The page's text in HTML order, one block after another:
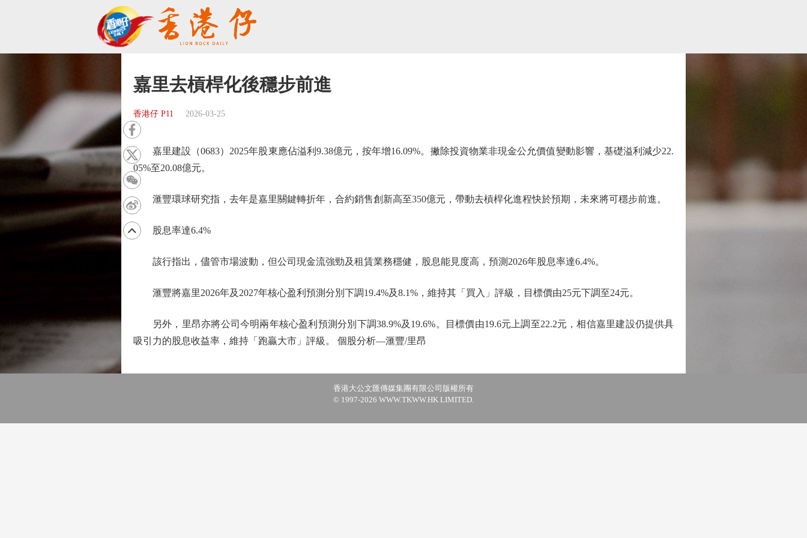
嘉里去槓桿化後穩步前進
香港仔 P11 2026-03-25
嘉里建設（0683）2025年股東應佔溢利9.38億元，按年增16.09%。撇除投資物業非現金公允價值變動影響，基礎溢利減少22.
05%至20.08億元。
滙豐環球研究指，去年是嘉里關鍵轉折年，合約銷售創新高至350億元，帶動去槓桿化進程快於預期，未來將可穩步前進。
股息率達6.4%
該行指出，儘管市場波動，但公司現金流強勁及租賃業務穩健，股息能見度高，預測2026年股息率達6.4%。
滙豐將嘉里2026年及2027年核心盈利預測分別下調19.4%及8.1%，維持其「買入」評級，目標價由25元下調至24元。
另外，里昂亦將公司今明兩年核心盈利預測分別下調38.9%及19.6%。目標價由19.6元上調至22.2元，相信嘉里建設仍提供具
吸引力的股息收益率，維持「跑贏大市」評級。 個股分析—滙豐/里昂
香港大公文匯傳媒集團有限公司版權所有
© 1997-2026 WWW.TKWW.HK LIMITED.